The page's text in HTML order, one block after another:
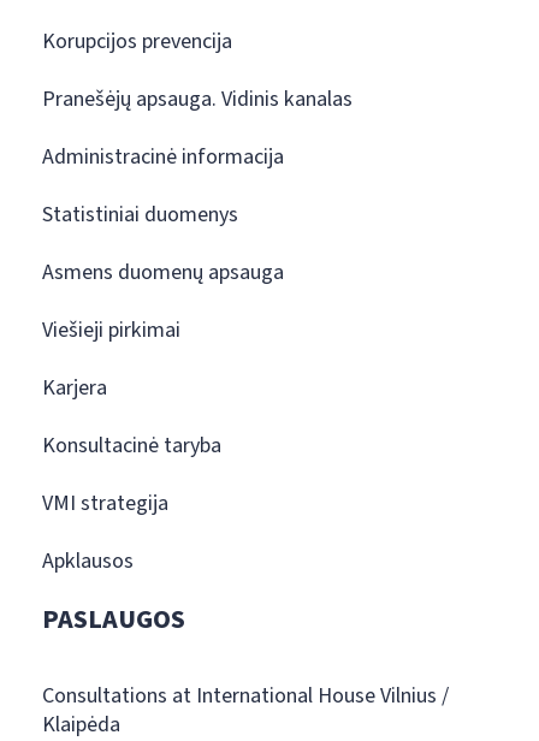
Korupcijos prevencija
Pranešėjų apsauga. Vidinis kanalas
Administracinė informacija
Statistiniai duomenys
Asmens duomenų apsauga
Viešieji pirkimai
Karjera
Konsultacinė taryba
VMI strategija
Apklausos
PASLAUGOS
Consultations at International House Vilnius /
Klaipėda